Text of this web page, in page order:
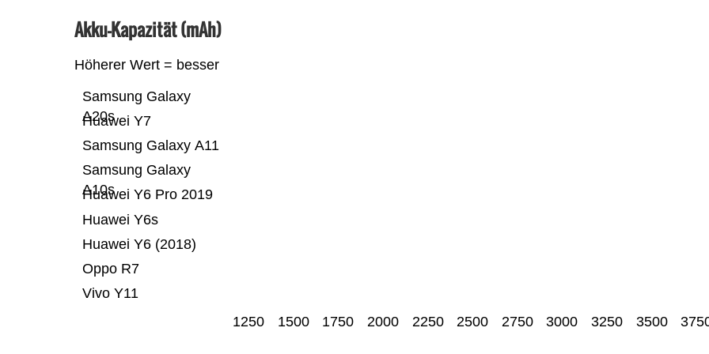
Akku-Kapazität (mAh)
Höherer Wert = besser
Vivo Y11
Oppo R7
Huawei Y6 (2018)
Huawei Y6s
Huawei Y6 Pro 2019
Samsung Galaxy
A10s
Samsung Galaxy A11
Huawei Y7
Samsung Galaxy
A20s
1250 1500 1750 2000 2250 2500 2750 3000 3250 3500